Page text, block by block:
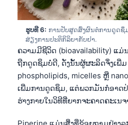
ຮູບທີ 6: ການປັບສູດສົ່ງຜົນຕໍ່ການດູດຊຶ
ສ່ຽງການປະຕິກິລິຍາກັບຢາ.
ຄວາມມີຊີວິດ (bioavailability) ແມ່
ຖືກດູດຊຶມບໍ່ດີ, ດັ່ງນັ້ນຜູ້ຜະລິດຈຶ່ງເພີ່ມ
phospholipids, micelles ຫຼື
ເພີ່ມການດູດຊຶມ, ແຕ່ພວກມັນກໍອາດປ່
ຮ່າງກາຍໃນວິທີທີ່ຍາກຈະຄາດຄະເນ
Piperine ແມ່ນສິ່ງທີ່ຂ້ອຍຖາມຢ່າງລ